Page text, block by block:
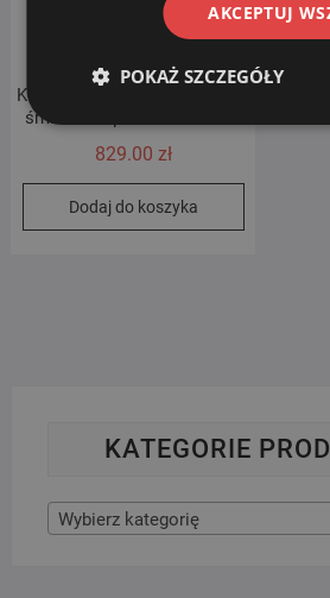
Kosz 770 litrów do segregacji
śmieci i odpadów ZIELONY
829.00 zł
Dodaj do koszyka
KATEGORIE
Wybierz kategorię
AKCEPTUJ
POKAŻ SZCZEGÓŁY